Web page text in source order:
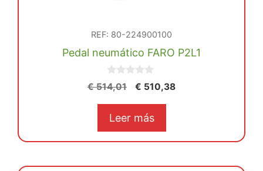
REF: 80-224900100
Pedal neumático FARO P2L1
0
d
€514,01
El
original
€ 514,01.
€ 510,38El
€ 510,38.
Leer más